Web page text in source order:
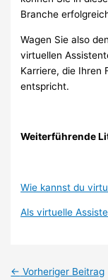
Branche
Wagen Sie also
virtuellen
Karriere, die Ihren
entspricht.
Weiterführende
Wie kannst du
Als virtuelle
← Vorheriger Beitrag